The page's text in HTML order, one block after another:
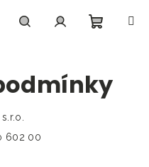
košík
602 00